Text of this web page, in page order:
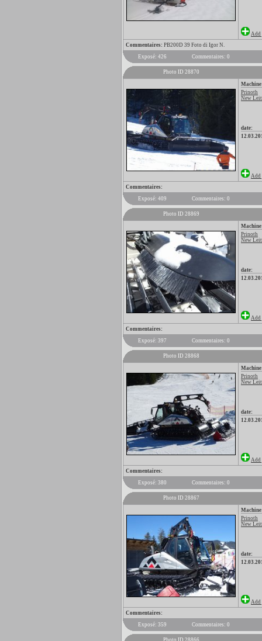
Add
Commentaires: PB200D 39 Foto di Igor N.
Exposé: 426
Commentaires: 0
Photo ID 28870
Prinoth
New
date:
Add
Commentaires:
Exposé: 409
Commentaires: 0
Photo ID 28869
Prinoth
New
date:
Add
Commentaires:
Exposé: 397
Commentaires: 0
Photo ID 28868
Prinoth
New
date:
Add
Commentaires:
Exposé: 380
Commentaires: 0
Photo ID 28867
Prinoth
New
date:
Add
Commentaires:
Exposé: 359
Commentaires: 0
Photo ID 28866